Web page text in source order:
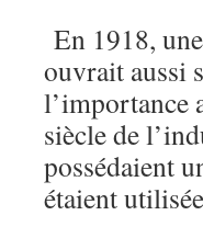
En 1918,
ouvrait aussi
l’importance
siècle de
possédaient
étaient